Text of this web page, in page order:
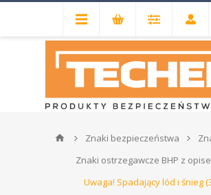
Znaki bezpieczeństwa
Znaki ostrzegawcze BHP z
Uwaga! Spadający lód i śnieg